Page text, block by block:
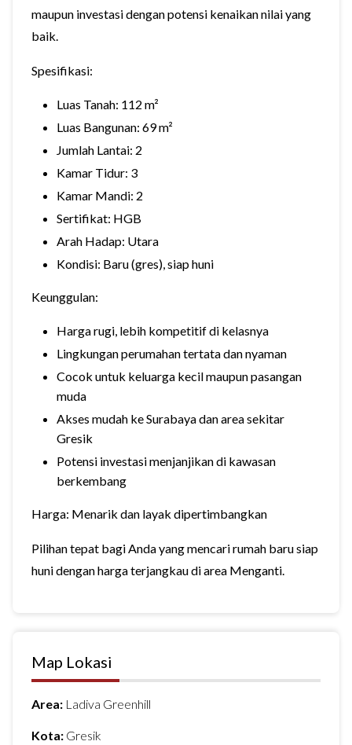
maupun investasi dengan potensi kenaikan nilai yang
baik.
Spesifikasi:
Luas Tanah: 112 m²
Luas Bangunan: 69 m²
Jumlah Lantai: 2
Kamar Tidur: 3
Kamar Mandi: 2
Sertifikat: HGB
Arah Hadap: Utara
Kondisi: Baru (gres), siap huni
Keunggulan:
Harga rugi, lebih kompetitif di kelasnya
Lingkungan perumahan tertata dan nyaman
Cocok untuk keluarga kecil maupun pasangan
muda
Akses mudah ke Surabaya dan area sekitar
Gresik
Potensi investasi menjanjikan di kawasan
berkembang
Harga: Menarik dan layak dipertimbangkan
Pilihan tepat bagi Anda yang mencari rumah baru siap
huni dengan harga terjangkau di area Menganti.
Map Lokasi
Area: Ladiva Greenhill
Kota: Gresik